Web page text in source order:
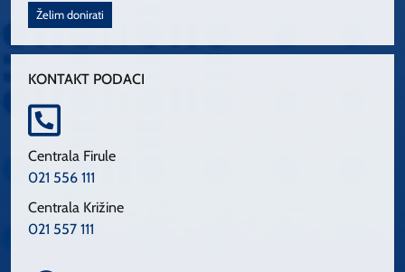
Želim donirati
KONTAKT PODACI
Centrala Firule
021 556 111
Centrala Križine
021 557 111